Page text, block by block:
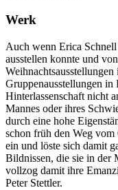
Werk
Auch wenn Erica
ausstellen konnte und
Gruppenausstellungen in
Hinterlassenschaft nicht
Mannes oder ihres
durch eine hohe
schon früh den Weg
ein und löste sich damit
Bildnissen, die sie in der
vollzog damit ihre
Peter Stettler.